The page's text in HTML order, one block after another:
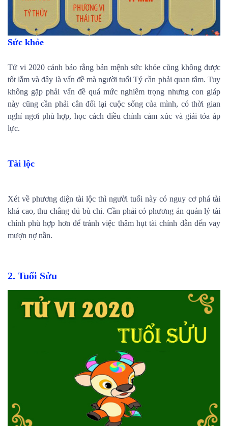
Sức khỏe
Tử vi 2020 cảnh báo rằng bản mệnh sức khỏe cũng không được
tốt lắm và đây là vấn đề mà người tuổi Tý cần phải quan tâm. Tuy
không gặp phải vấn đề quá mức nghiêm trọng nhưng con giáp
này cũng cần phải cân đối lại cuộc sống của mình, có thời gian
nghỉ ngơi phù hợp, học cách điều chỉnh cảm xúc và giải tỏa áp
lực.
Tài lộc
Xét về phương diện tài lộc thì người tuổi này có nguy cơ phá tài
khá cao, thu chẳng đủ bù chi. Cần phải có phương án quản lý tài
chính phù hợp hơn để tránh việc thâm hụt tài chính dẫn đến vay
mượn nợ nần.
2. Tuổi Sửu